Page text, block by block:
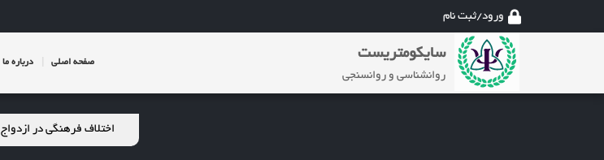
ورود/ثبت نام
سایکومتریست
روانشناسی و روانسنجی
صفحه اصلی درباره ما
اختلاف فرهنگی در ازدواج